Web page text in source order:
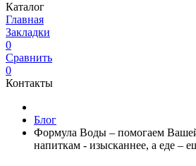
Каталог
Главная
Закладки
0
Сравнить
0
Контакты
Блог
Формула Воды – помогаем
напиткам - изысканнее, а еде –